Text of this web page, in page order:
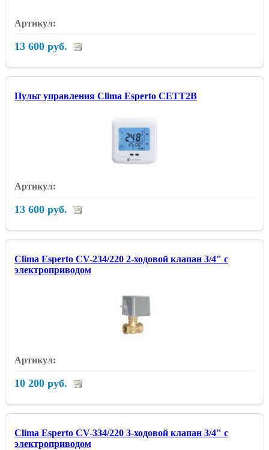
13 600 руб.
Пульт управления Clima Esperto CETT2B
13 600 руб.
Clima Esperto CV-234/220 2-ходовой клапан 3/4" с
электроприводом
10 200 руб.
Clima Esperto CV-334/220 3-ходовой клапан 3/4" с
электроприводом